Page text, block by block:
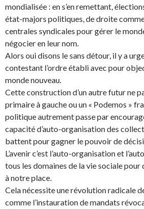
mondialisée : en s’en remettant,
état-majors politiques, de droite
centrales syndicales pour gérer le
négocier en leur nom.
Alors oui disons le sans détour, il y a
contestant l’ordre établi avec pour
monde nouveau.
Cette construction d’un autre futur ne
primaire à gauche ou un « Podemos »
politique autrement passe par
capacité d’auto-organisation des
battent pour gagner le pouvoir de
L’avenir c’est l’auto-organisation et
tous les domaines de la vie sociale pour
à notre place.
Cela nécessite une révolution radicale
comme l’instauration de mandats